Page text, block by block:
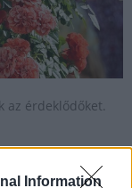
Information
az érdeklődőket.
belvárosát